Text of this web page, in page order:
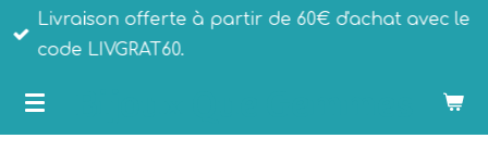
Passer
principal
Livraison offerte à partir de 60€ d'achat avec le
code LIVGRAT60.